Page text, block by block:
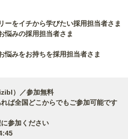
ーをイチから学びたい採用担当者さま
悩みの採用担当者さま
みをお持ちを採用担当者さま
）／参加無料
ば全国どこからでもご参加可能です
参加ください